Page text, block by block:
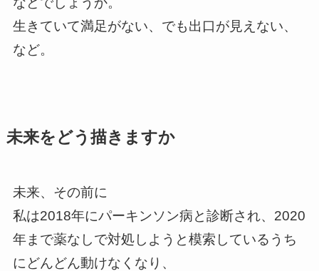
生きていて満足がない、でも出口が見えない、
など。
未来をどう描きますか
未来、その前に
私は2018年にパーキンソン病と診断され、 2020
年まで薬なしで対処しようと模索しているうち
にどんどん動けなくなり、